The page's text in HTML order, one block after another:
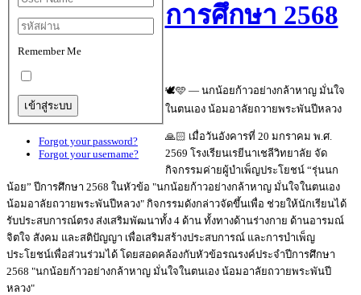
Remember Me
Forgot your password?
Forgot your username?
การศึกษา 2568
🕊️🩵 — นกน้อยก้าวอย่างกล้าหาญ มั่นใจ
ในตนเอง น้อมอาลัยถวายพระพันปีหลวง
🙏🏻 เมื่อวันอังคารที่ 20 มกราคม พ.ศ.
2569 โรงเรียนเรยีนาเชลีวิทยาลัย จัด
กิจกรรมค่ายผู้บำเพ็ญประโยชน์ “รุ่นนก
น้อย” ปีการศึกษา 2568 ในหัวข้อ "นกน้อยก้าวอย่างกล้าหาญ มั่นใจในตนเอง
น้อมอาลัยถวายพระพันปีหลวง" กิจกรรมดังกล่าวจัดขึ้นเพื่อ ช่วยให้นักเรียนได้
รับประสบการณ์ตรง ส่งเสริมพัฒนาทั้ง 4 ด้าน ทั้งทางด้านร่างกาย ด้านอารมณ์
จิตใจ สังคม และสติปัญญา เพื่อเสริมสร้างประสบการณ์ และการบำเพ็ญ
ประโยชน์เพื่อส่วนร่วมได้ โดยสอดคล้องกับหัวข้อรณรงค์ประจำปีการศึกษา
2568 "นกน้อยก้าวอย่างกล้าหาญ มั่นใจในตนเอง น้อมอาลัยถวายพระพันปี
หลวง"